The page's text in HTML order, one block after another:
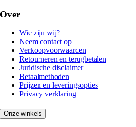
Over
Wie zijn wij?
Neem contact op
Verkoopvoorwaarden
Retourneren en terugbetalen
Juridische disclaimer
Betaalmethoden
Prijzen en leveringsopties
Privacy verklaring
Onze winkels